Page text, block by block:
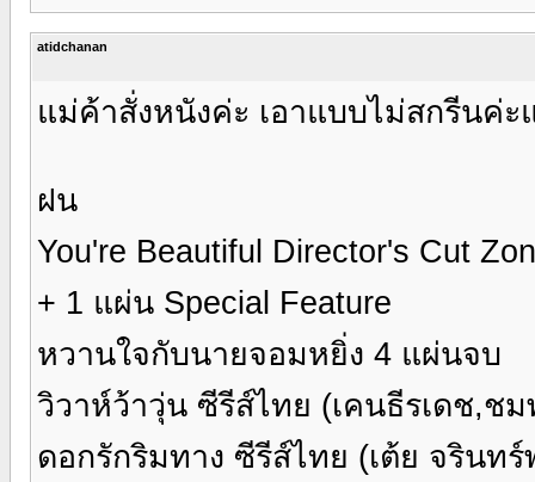
atidchanan
แม่ค้าสั่งหนังค่ะ เอาแบบไม่สกรีนค่ะ
ฝน
You're Beautiful Director's Cut
+ 1 แผ่น Special Feature
หวานใจกับนายจอมหยิ่ง 4 แผ่นจบ
วิวาห์ว้าวุ่น ซีรีส์ไทย (เคนธีรเดช,ช
ดอกรักริมทาง ซีรีส์ไทย (เต้ย จรินท